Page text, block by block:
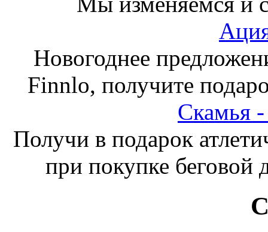
Новогоднее
Finnlo, получите
Получи в подарок
при покупке беговой